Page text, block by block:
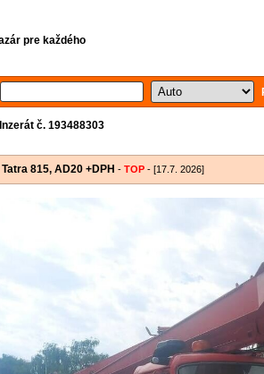
pre každého
Inzerát č. 193488303
Tatra 815, AD20 +DPH - TOP - [17.7. 2026]